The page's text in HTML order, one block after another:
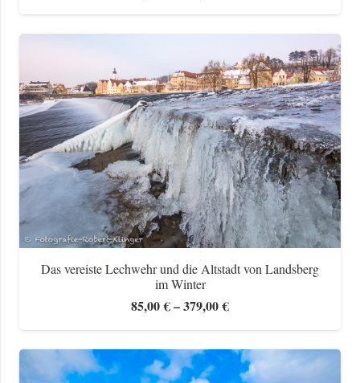
85,00 €
bis
379,00 €
Das vereiste Lechwehr und die Altstadt von Landsberg
im Winter
85,00€–379,00€Preisspanne:
85,00 €
bis
379,00 €